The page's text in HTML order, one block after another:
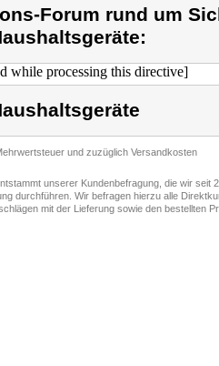
Forum rund um
while processing this directive]
und zuzüglich Versandkosten
unserer Kundenbefragung, die wir
durchführen. Wir befragen hierzu alle
mit der Lieferung sowie den bestellten